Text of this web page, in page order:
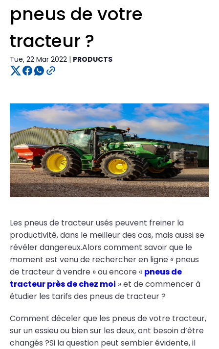
pneus de votre
tracteur ?
Tue, 22 Mar 2022 | PRODUCTS
Les pneus de tracteur usés peuvent freiner la
productivité, dans le meilleur des cas, mais aussi se
révéler dangereux.Alors comment savoir que le
moment est venu de rechercher en ligne « pneus
de tracteur à vendre » ou encore « pneus de
tracteur près de chez moi » et de commencer à
étudier les tarifs des pneus de tracteur ?
Comment déceler que les pneus de votre tracteur,
sur un essieu ou bien sur les deux, ont besoin d’être
changés ?Si la question peut sembler évidente, il